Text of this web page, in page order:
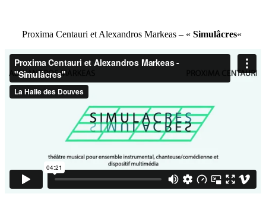
Proxima Centauri et Alexandros Markeas – « Simulâcres«